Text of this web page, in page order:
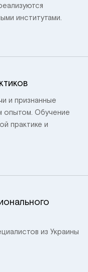
институтами.
и признанные
опытом. Обучение
практике и
из Украины